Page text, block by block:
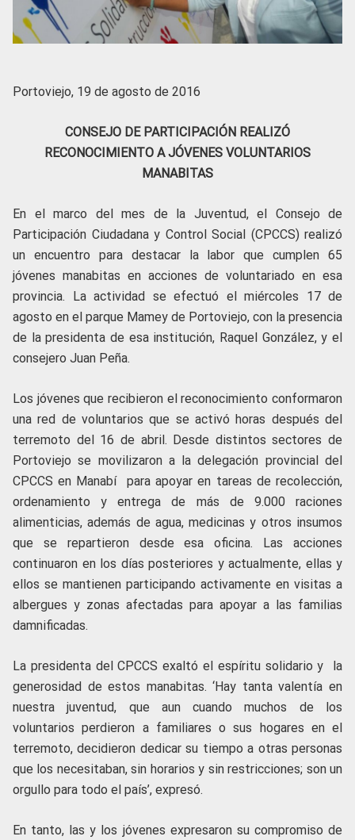
Portoviejo, 19 de agosto de 2016
CONSEJO DE PARTICIPACIÓN REALIZÓ
RECONOCIMIENTO A JÓVENES VOLUNTARIOS
MANABITAS
En el marco del mes de la Juventud, el Consejo de
Participación Ciudadana y Control Social (CPCCS) realizó
un encuentro para destacar la labor que cumplen 65
jóvenes manabitas en acciones de voluntariado en esa
provincia. La actividad se efectuó el miércoles 17 de
agosto en el parque Mamey de Portoviejo, con la presencia
de la presidenta de esa institución, Raquel González, y el
consejero Juan Peña.
Los jóvenes que recibieron el reconocimiento conformaron
una red de voluntarios que se activó horas después del
terremoto del 16 de abril. Desde distintos sectores de
Portoviejo se movilizaron a la delegación provincial del
CPCCS en Manabí para apoyar en tareas de recolección,
ordenamiento y entrega de más de 9.000 raciones
alimenticias, además de agua, medicinas y otros insumos
que se repartieron desde esa oficina. Las acciones
continuaron en los días posteriores y actualmente, ellas y
ellos se mantienen participando activamente en visitas a
albergues y zonas afectadas para apoyar a las familias
damnificadas.
La presidenta del CPCCS exaltó el espíritu solidario y la
generosidad de estos manabitas. ‘Hay tanta valentía en
nuestra juventud, que aun cuando muchos de los
voluntarios perdieron a familiares o sus hogares en el
terremoto, decidieron dedicar su tiempo a otras personas
que los necesitaban, sin horarios y sin restricciones; son un
orgullo para todo el país’, expresó.
En tanto, las y los jóvenes expresaron su compromiso de